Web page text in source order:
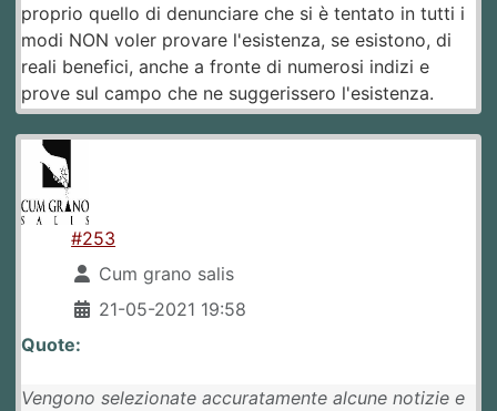
proprio quello di denunciare che si è tentato in tutti i
modi NON voler provare l'esistenza, se esistono, di
reali benefici, anche a fronte di numerosi indizi e
prove sul campo che ne suggerissero l'esistenza.
#253
Cum grano salis
21-05-2021 19:58
Quote:
Vengono selezionate accuratamente alcune notizie e